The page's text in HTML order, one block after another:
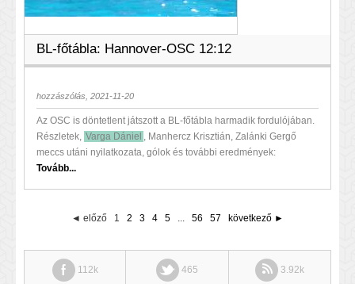
BL-főtábla: Hannover-OSC 12:12
hozzászólás, 2021-11-20
Az OSC is döntetlent játszott a BL-főtábla harmadik fordulójában.
Részletek, Varga Dániel , Manhercz Krisztián, Zalánki Gergő
meccs utáni nyilatkozata, gólok és további eredmények:
Tovább...
◄ előző 1 2 3 4 5 ... 56 57 következő ►
112k 465 3.92k